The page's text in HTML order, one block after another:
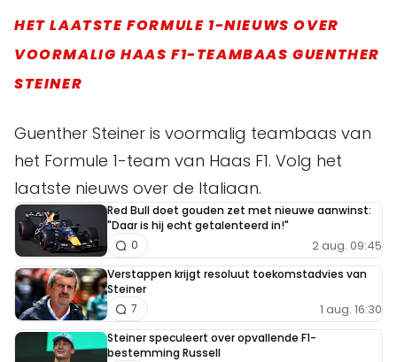
HET LAATSTE FORMULE 1-NIEUWS OVER
VOORMALIG HAAS F1-TEAMBAAS GUENTHER
STEINER
Guenther Steiner is voormalig teambaas van
het Formule 1-team van Haas F1. Volg het
laatste nieuws over de Italiaan.
Red Bull doet gouden zet met nieuwe aanwinst:
"Daar is hij echt getalenteerd in!"
2 aug. 09:45
0
Verstappen krijgt resoluut toekomstadvies van
Steiner
1 aug. 16:30
7
Steiner speculeert over opvallende F1-
bestemming Russell